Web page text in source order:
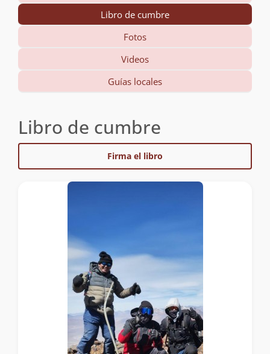
Libro de cumbre
Fotos
Videos
Guías locales
Libro de cumbre
Firma el libro